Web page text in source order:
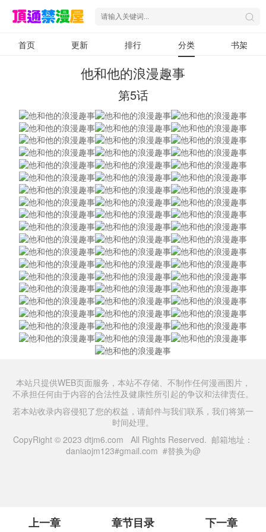
首页 更新 排行 分类 书架
他和他的浪漫趣事
第5话
上一章 章节目录 下一章
本站只提供WEB页面服务，本站不存储、不制作任何漫画图片，
不承担任何由于内容的合法性及健康性所引起的争议和法律责任。
若本站收录内容侵犯了您的权益，请邮件与我们联系，我们将第一
时间处理。
CopyRight © 2023 dtjm6.com All Rights Reserved. 邮箱地址：
daniaojm123#gmail.com #替换为@